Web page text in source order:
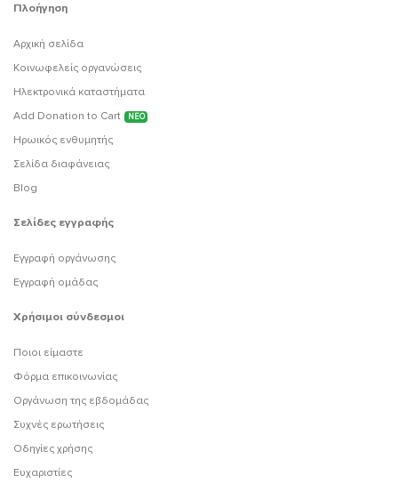
Πλοήγηση
Αρχική σελίδα
Κοινωφελείς οργανώσεις
Ηλεκτρονικά καταστήματα
Add Donation to Cart
ΝΕΟ
Ηρωικός ενθυμητής
Σελίδα διαφάνειας
Blog
Σελίδες εγγραφής
Εγγραφή οργάνωσης
Εγγραφή ομάδας
Χρήσιμοι σύνδεσμοι
Ποιοι είμαστε
Φόρμα επικοινωνίας
Οργάνωση της εβδομάδας
Συχνές ερωτήσεις
Οδηγίες χρήσης
Ευχαριστίες